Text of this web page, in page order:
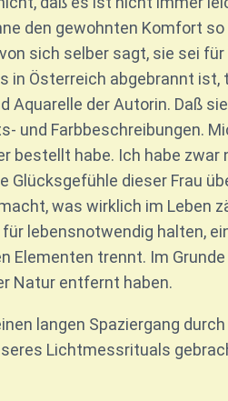
den gewohnten Komfort
sich selber sagt, sie sei
in Österreich abgebrannt
Aquarelle der Autorin. Daß
und Farbbeschreibungen.
bestellt habe. Ich habe zwar
Glücksgefühle dieser Frau
was wirklich im Leben
lebensnotwendig halten,
Elementen trennt. Im
Natur entfernt haben.
langen Spaziergang
Lichtmessrituals